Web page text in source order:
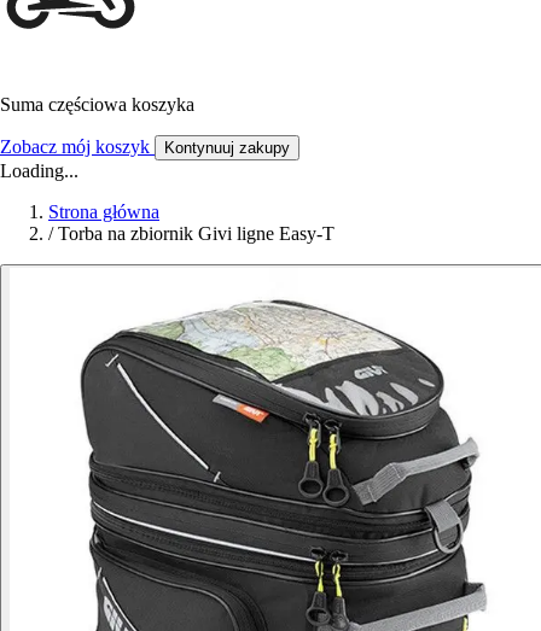
Suma częściowa koszyka
Zobacz mój koszyk Kontynuuj zakupy
Loading...
Strona główna
/ Torba na zbiornik Givi ligne Easy-T